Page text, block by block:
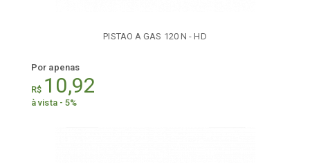
PISTAO A GAS 120 N - HD
Por apenas
R$ 10,92
à vista - 5%